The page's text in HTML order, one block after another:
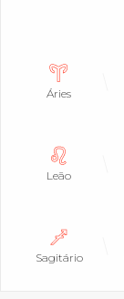
Áries
Leão
Sagitário